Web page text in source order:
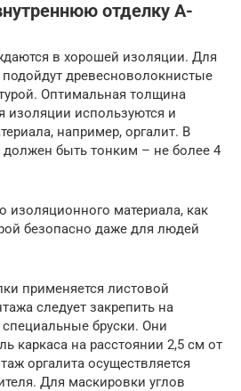
отделку А-
в хорошей изоляции. Для
подойдут древесноволокнистые
Оптимальная толщина
изоляции используются и
например, оргалит. В
должен быть тонким – не более 4
изоляционного материала, как
безопасно даже для людей
применяется листовой
следует закрепить на
бруски. Они
каркаса на расстоянии 2,5 см от
оргалита осуществляется
Для маскировки углов